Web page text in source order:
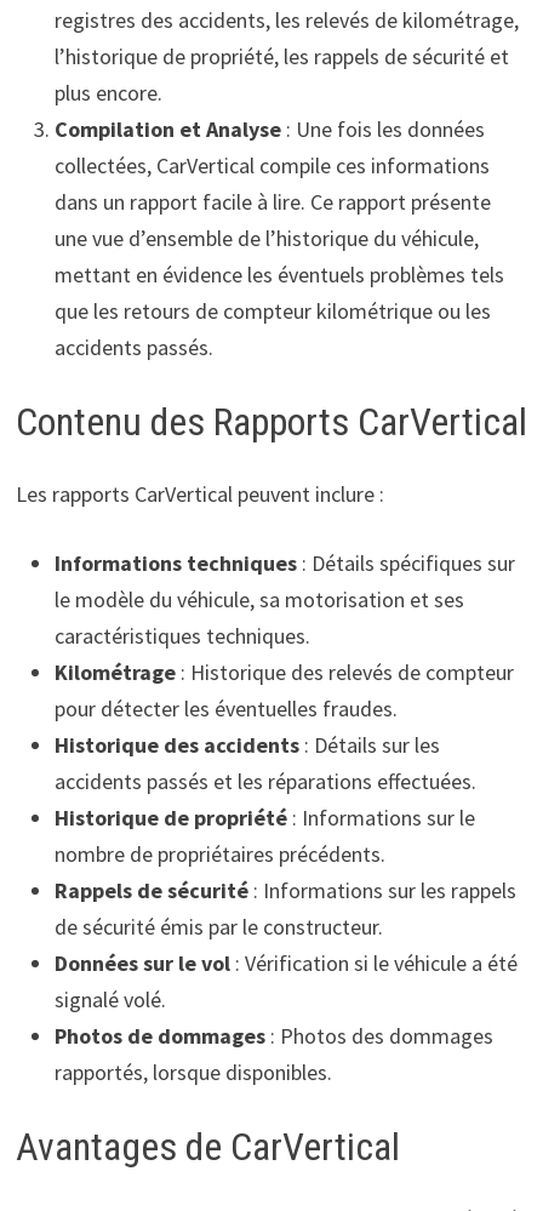
registres des accidents, les relevés de kilométrage,
l’historique de propriété, les rappels de sécurité et
plus encore.
Compilation et Analyse: Une fois les données
collectées, CarVertical compile ces informations
dans un rapport facile à lire. Ce rapport présente
une vue d’ensemble de l’historique du véhicule,
mettant en évidence les éventuels problèmes tels
que les retours de compteur kilométrique ou les
accidents passés.
Contenu des Rapports CarVertical
Les rapports CarVertical peuvent inclure :
Informations techniques: Détails spécifiques sur
le modèle du véhicule, sa motorisation et ses
caractéristiques techniques.
Kilométrage: Historique des relevés de compteur
pour détecter les éventuelles fraudes.
Historique des accidents: Détails sur les
accidents passés et les réparations effectuées.
Historique de propriété: Informations sur le
nombre de propriétaires précédents.
Rappels de sécurité: Informations sur les rappels
de sécurité émis par le constructeur.
Données sur le vol: Vérification si le véhicule a été
signalé volé.
Photos de dommages: Photos des dommages
rapportés, lorsque disponibles.
Avantages de CarVertical